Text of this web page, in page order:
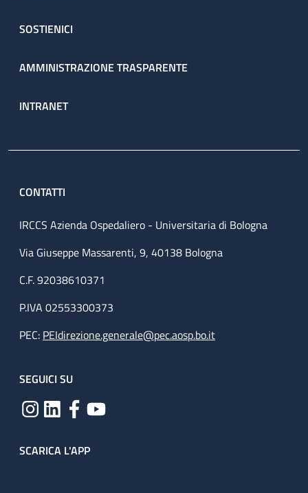
SOSTIENICI
AMMINISTRAZIONE TRASPARENTE
INTRANET
CONTATTI
IRCCS Azienda Ospedaliero - Universitaria di Bologna
Via Giuseppe Massarenti, 9, 40138 Bologna
C.F. 92038610371
P.IVA 02553300373
PEC: PEIdirezione.generale@pec.aosp.bo.it
SEGUICI SU
SCARICA L'APP